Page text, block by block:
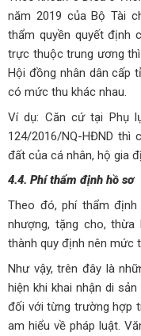
năm 2019 của Bộ Tài
thẩm quyền quyết định
trực thuộc trung ương
Hội đồng nhân dân cấp
có mức thu khác nhau.
Ví dụ: Căn cứ tại Phụ
124/2016/NQ-HĐND thì
đất của cá nhân, hộ gia
4.4. Phí thẩm định hồ sơ
Theo đó, phí thẩm
nhượng, tặng cho,
thành quy định nên mức
Như vậy, trên đây là
hiện khi khai nhận di
đối với từng trường hợp
am hiểu về pháp luật.